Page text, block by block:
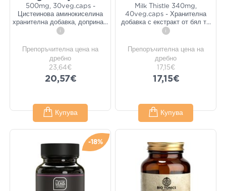
500mg, 30veg.caps -
Цистеинова аминокиселина
хранителна добавка, доприна...
i
Препоръчителна цена на
дребно
23,64€
20,57€
Купува
Milk Thistle 340mg,
40veg.caps - Хранителна
добавка с екстракт от бял т...
i
Препоръчителна цена на
дребно
17,15€
17,15€
Купува
-18%